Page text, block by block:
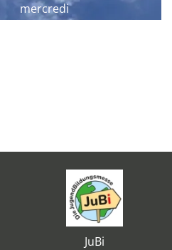
mercredi
JuBi